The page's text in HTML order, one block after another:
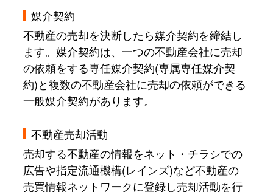
媒介契約
不動産の売却を決断したら媒介契約を締結し
ます。媒介契約は、一つの不動産会社に売却
の依頼をする専任媒介契約(専属専任媒介契
約)と複数の不動産会社に売却の依頼ができる
一般媒介契約があります。
不動産売却活動
売却する不動産の情報をネット・チラシでの
広告や指定流通機構(レインズ)など不動産の
売買情報ネットワークに登録し売却活動を行